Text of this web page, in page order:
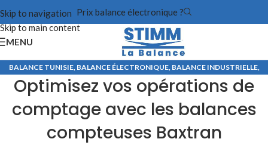
Skip to navigation
Skip to main content
Prix balance électronique ?
MENU
BALANCE TUNISIE, BALANCE ÉLECTRONIQUE, BALANCE INDUSTRIELLE,
BALANCE POIDS SIMPLE
Optimisez vos opérations de
comptage avec les balances
compteuses Baxtran